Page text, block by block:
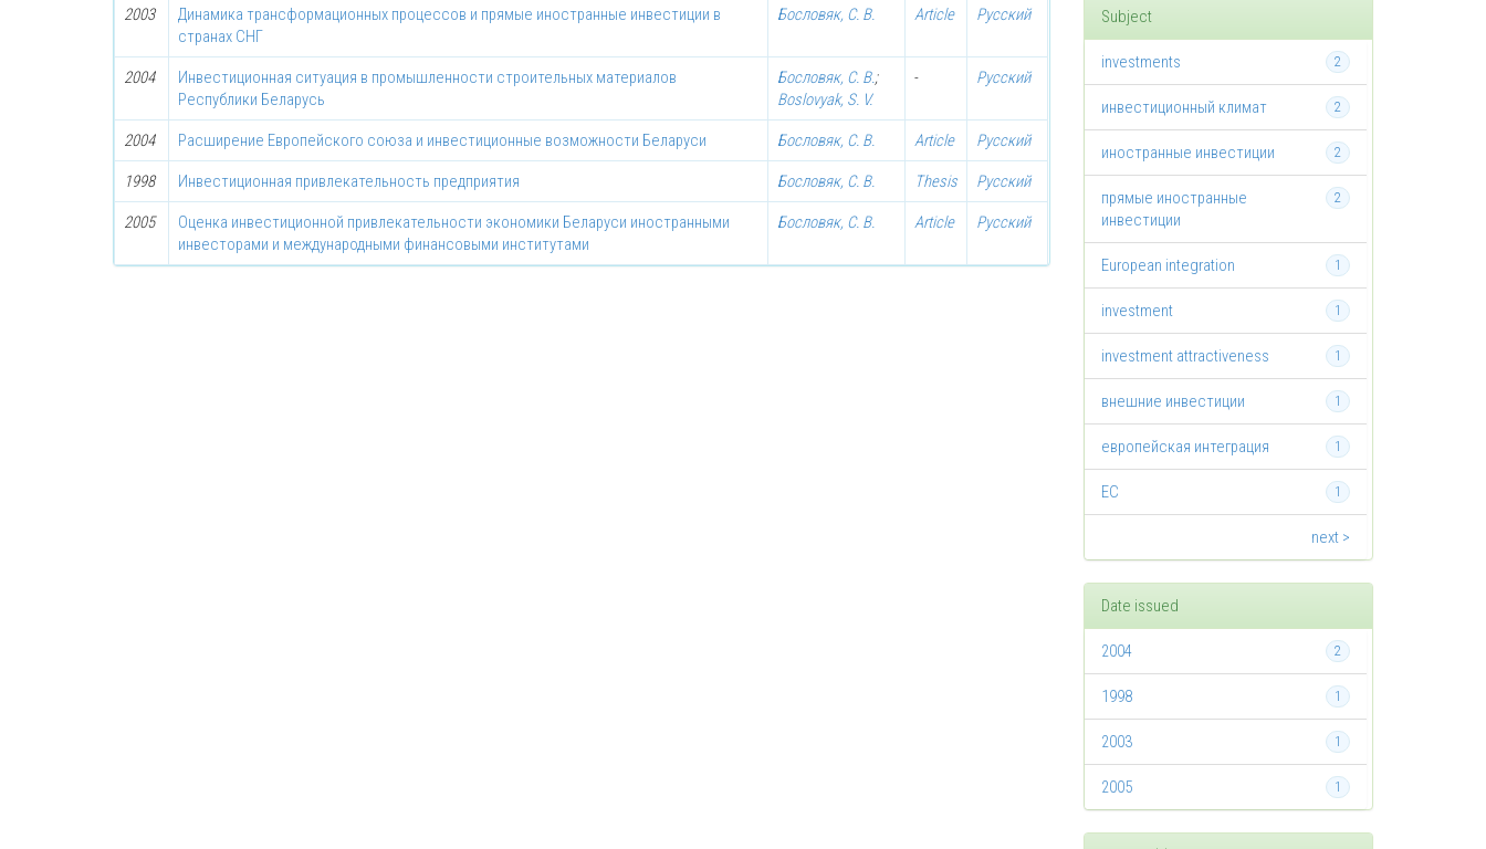
2003
Динамика трансформационных процессов и прямые иностранные инвестиции в
странах СНГ
Бословяк, С. В. Article Русский
2004
Инвестиционная ситуация в промышленности строительных материалов
Республики Беларусь
Бословяк, С. В.;
Boslovyak, S. V.
- Русский
2004 Расширение Европейского союза и инвестиционные возможности Беларуси Бословяк, С. В. Article Русский
1998 Инвестиционная привлекательность предприятия Бословяк, С. В. Thesis Русский
2005
Оценка инвестиционной привлекательности экономики Беларуси иностранными
инвесторами и международными финансовыми институтами
Бословяк, С. В. Article Русский
Subject
2
investments
2
инвестиционный климат
2
иностранные инвестиции
2
прямые иностранные
инвестиции
1
European integration
1
investment
1
investment attractiveness
1
внешние инвестиции
1
европейская интеграция
1
ЕС
next >
Date issued
2
2004
1
1998
1
2003
1
2005